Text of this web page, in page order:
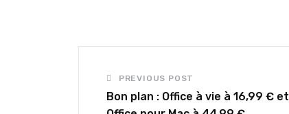
PREVIOUS POST
Bon plan : Office à vie à 16,99 € et